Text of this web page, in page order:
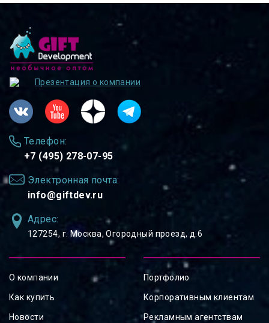
Презентация о компании
Телефон:
+7 (495) 278-07-95
Электронная почта:
info@giftdev.ru
Адрес:
127254, ⁠г. Москва, Огородный проезд, д.6
О компании
Как купить
Новости
Портфолио
Корпоративным клиентам
Рекламным агентствам